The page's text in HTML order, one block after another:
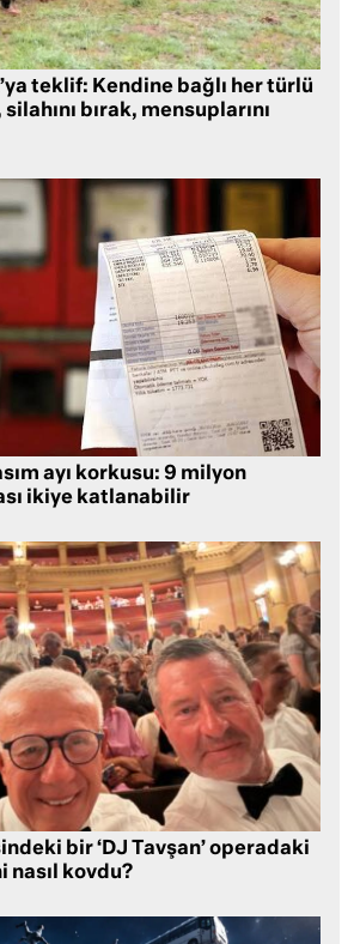
teklif: Kendine bağlı her türlü
bırak, mensuplarını
ayı korkusu: 9 milyon
ikiye katlanabilir
bir ‘DJ Tavşan’ operadaki
nasıl kovdu?